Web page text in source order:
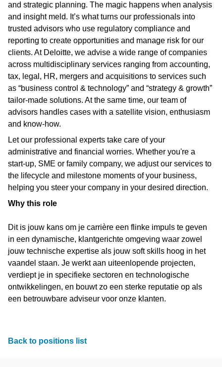
and strategic planning. The magic happens when analysis
and insight meld. It’s what turns our professionals into
trusted advisors who use regulatory compliance and
reporting to create opportunities and manage risk for our
clients. At Deloitte, we advise a wide range of companies
across multidisciplinary services ranging from accounting,
tax, legal, HR, mergers and acquisitions to services such
as “business control & technology” and “strategy & growth”
tailor-made solutions. At the same time, our team of
advisors handles cases with a satellite vision, enthusiasm
and know-how.
Let our professional experts take care of your
administrative and financial worries. Whether you're a
start-up, SME or family company, we adjust our services to
the lifecycle and milestone moments of your business,
helping you steer your company in your desired direction.
Why this role
Dit is jouw kans om je carrière een flinke impuls te geven
in een dynamische, klantgerichte omgeving waar zowel
jouw technische expertise als jouw soft skills hoog in het
vaandel staan. Je werkt aan uiteenlopende projecten,
verdiept je in specifieke sectoren en technologische
ontwikkelingen, en bouwt zo een sterke reputatie op als
een betrouwbare adviseur voor onze klanten.
Back to positions list